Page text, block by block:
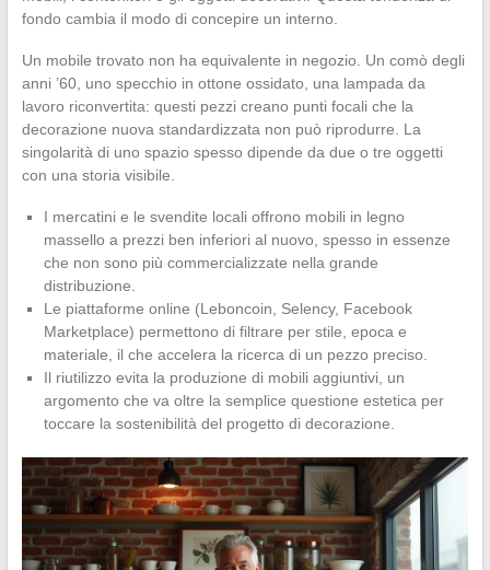
fondo cambia il modo di concepire un interno.
Un mobile trovato non ha equivalente in negozio. Un comò degli
anni ’60, uno specchio in ottone ossidato, una lampada da
lavoro riconvertita: questi pezzi creano punti focali che la
decorazione nuova standardizzata non può riprodurre. La
singolarità di uno spazio spesso dipende da due o tre oggetti
con una storia visibile.
I mercatini e le svendite locali offrono mobili in legno
massello a prezzi ben inferiori al nuovo, spesso in essenze
che non sono più commercializzate nella grande
distribuzione.
Le piattaforme online (Leboncoin, Selency, Facebook
Marketplace) permettono di filtrare per stile, epoca e
materiale, il che accelera la ricerca di un pezzo preciso.
Il riutilizzo evita la produzione di mobili aggiuntivi, un
argomento che va oltre la semplice questione estetica per
toccare la sostenibilità del progetto di decorazione.